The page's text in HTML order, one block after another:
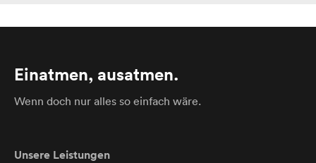
Einatmen, ausatmen.
Wenn doch nur alles so einfach wäre.
Unsere Leistungen